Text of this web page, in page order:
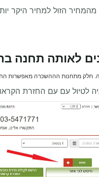
מהמחיר הזול למחיר היקר
לאותה תחנה
חלק מתחנות הההשכרה מאפשרות
לטיול עם עם החזרת